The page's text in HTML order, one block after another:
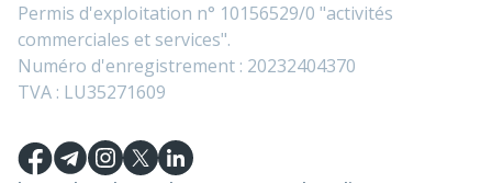
Permis d'exploitation n° 10156529/0 "activités
commerciales et services".
Numéro d'enregistrement : 20232404370
TVA : LU35271609